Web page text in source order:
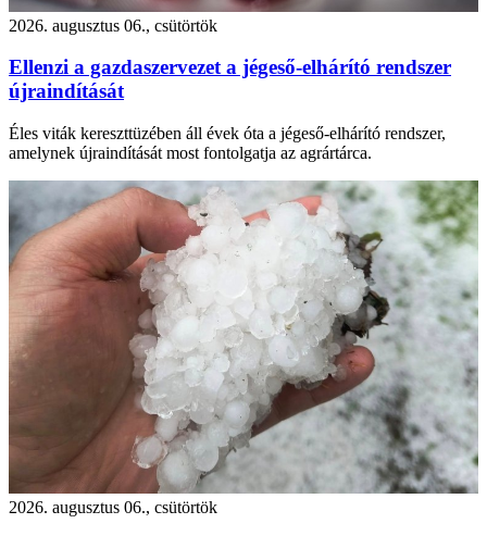
2026. augusztus 06., csütörtök
Ellenzi a gazdaszervezet a jégeső-elhárító rendszer
újraindítását
Éles viták kereszttüzében áll évek óta a jégeső-elhárító rendszer,
amelynek újraindítását most fontolgatja az agrártárca.
2026. augusztus 06., csütörtök